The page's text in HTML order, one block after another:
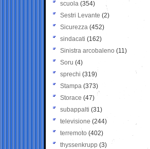
scuola (354)
Sestri Levante (2)
Sicurezza (452)
sindacati (162)
Sinistra arcobaleno (11)
Soru (4)
sprechi (319)
Stampa (373)
Storace (47)
subappalti (31)
televisione(244)
terremoto (402)
thyssenkrupp (3)